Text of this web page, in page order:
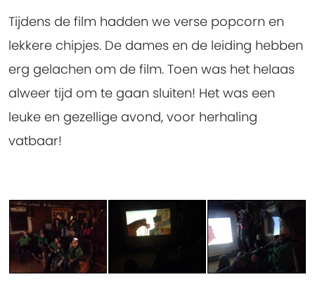
Tijdens de film hadden we verse popcorn en
lekkere chipjes. De dames en de leiding hebben
erg gelachen om de film. Toen was het helaas
alweer tijd om te gaan sluiten! Het was een
leuke en gezellige avond, voor herhaling
vatbaar!